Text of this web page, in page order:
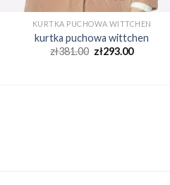
KURTKA PUCHOWA WITTCHEN
kurtka puchowa wittchen
zł381.00 zł293.00